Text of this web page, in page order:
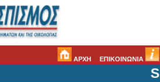
ΑΡΧΗ ΕΠΙΚΟΙΝΩΝΙΑ